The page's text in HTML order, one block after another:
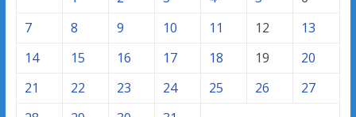
7
8 9 10 11 12
13
14
15 16 17 18 19
20
21
22 23 24 25 26
27